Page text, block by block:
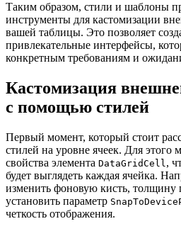
Таким образом, стили и шаблоны
инструменты для кастомизации
вашей таблицы. Это позволяет
привлекательные интерфейсы,
конкретным требованиям и
Кастомизация
с помощью стилей
Первый момент, который стоит
стилей на уровне ячеек. Для этого
свойства элемента DataGridCell ,
будет выглядеть каждая ячейка.
изменить фоновую кисть, толщину
установить параметр
четкость отображения.